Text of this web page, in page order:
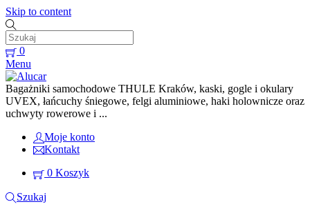
Skip to content
0
Menu
Bagażniki samochodowe THULE Kraków, kaski, gogle i okulary
UVEX, łańcuchy śniegowe, felgi aluminiowe, haki holownicze oraz
uchwyty rowerowe i ...
Moje konto
Kontakt
0 Koszyk
Szukaj